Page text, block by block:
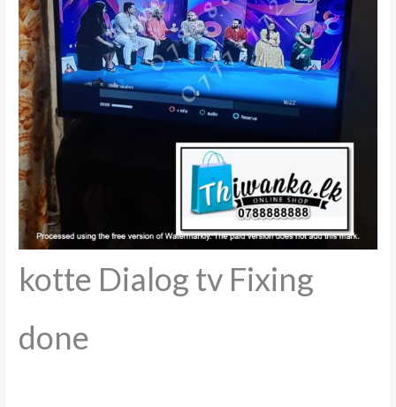
kotte Dialog tv Fixing
done